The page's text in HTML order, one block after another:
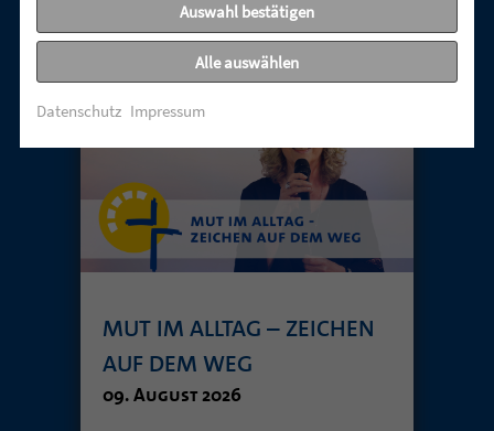
UNSERE AKTUELLEN GOTTESDIENSTE:
MUT IM ALLTAG – ZEICHEN
AUF DEM WEG
09. August 2026
Auswahl bestätigen
Alle auswählen
Datenschutz Impressum